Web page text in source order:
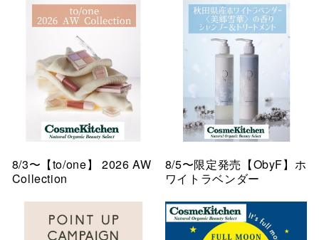
8/3〜【to/one】 2026 AW
Collection
8/5〜限定発売【ObyF】ホ
ワイトラベンダー